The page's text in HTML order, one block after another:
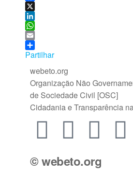
F
a
c
e
b
o
X
L
i
n
k
W
h
a
A
E
m
Partilhar
webeto.org
Organização Não
de Sociedade Civil [OSC]
Cidadania e Transparência
© webeto.org